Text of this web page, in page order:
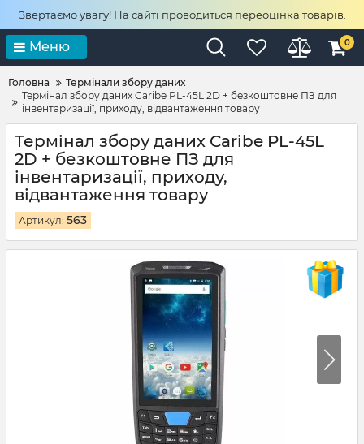
Звертаємо увагу! На сайті проводиться переоцінка товарів.
Меню 0
Головна
Термінали збору даних
Термінал збору даних Caribe PL-45L 2D + безкоштовне ПЗ для
інвентаризації, приходу, відвантаження товару
Термінал збору даних Caribe PL-45L
2D + безкоштовне ПЗ для
інвентаризації, приходу,
відвантаження товару
Артикул: 563